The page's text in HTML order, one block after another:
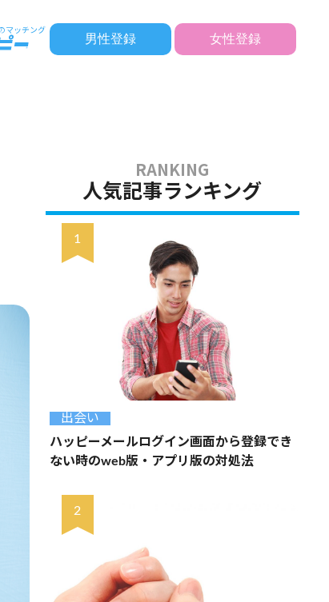
男性登録 女性登録
人気記事ランキング
出会い
ハッピーメールログイン画面から登録でき
ない時のweb版・アプリ版の対処法